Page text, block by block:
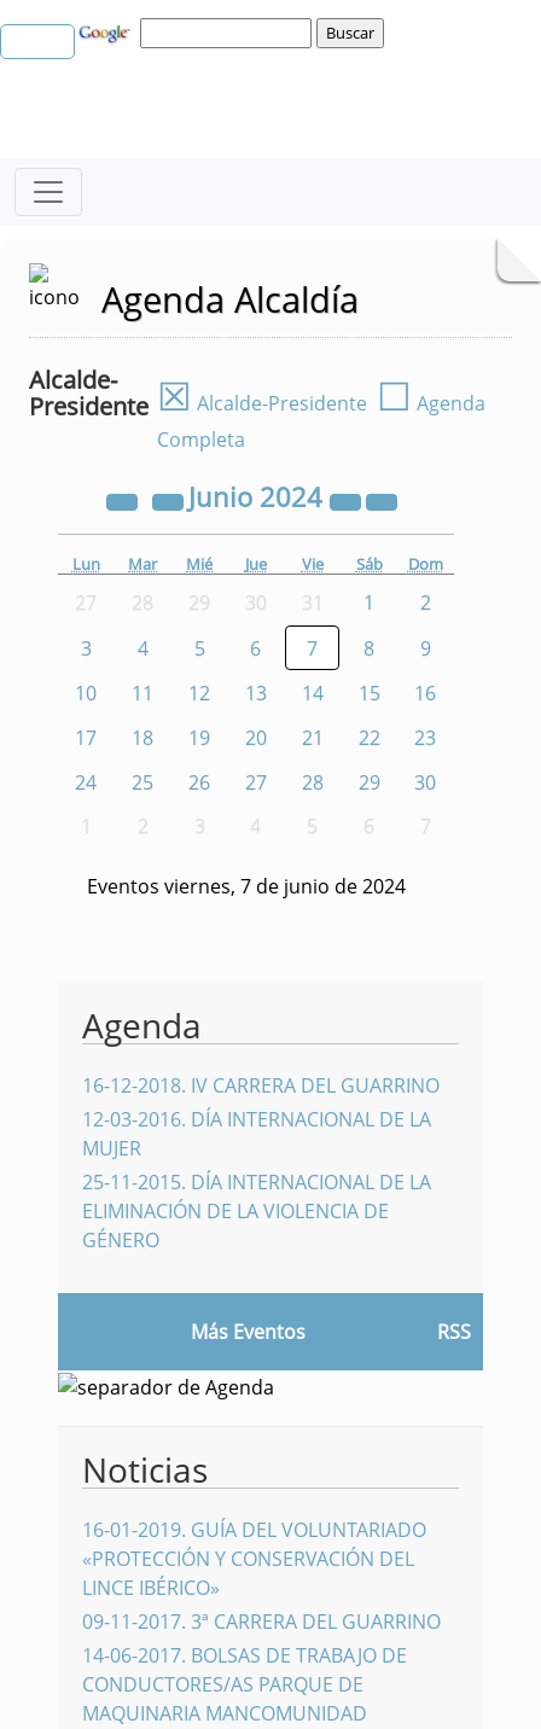
Agenda Alcaldía
Alcalde-
Presidente ☒ Alcalde-Presidente ☐ Agenda
Completa
Junio 2024
Lun Mar Mié Jue Vie Sáb Dom
27 28 29 30 31 1
2
3
4 5 6 7 8
9
10
11 12 13 14 15
16
17
18 19 20 21 22
23
24
25 26 27 28 29
30
1
2 3 4 5 6 7
Eventos viernes, 7 de junio de 2024
Agenda
16-12-2018. IV CARRERA DEL GUARRINO
12-03-2016. DÍA INTERNACIONAL DE LA
MUJER
25-11-2015. DÍA INTERNACIONAL DE LA
ELIMINACIÓN DE LA VIOLENCIA DE
GÉNERO
Más Eventos RSS
Noticias
16-01-2019. GUÍA DEL VOLUNTARIADO
«PROTECCIÓN Y CONSERVACIÓN DEL
LINCE IBÉRICO»
09-11-2017. 3ª CARRERA DEL GUARRINO
14-06-2017. BOLSAS DE TRABAJO DE
CONDUCTORES/AS PARQUE DE
MAQUINARIA MANCOMUNIDAD